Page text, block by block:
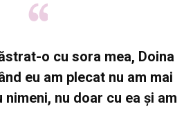
o cu sora mea, Doina
eu am plecat nu am mai
nu doar cu ea și am